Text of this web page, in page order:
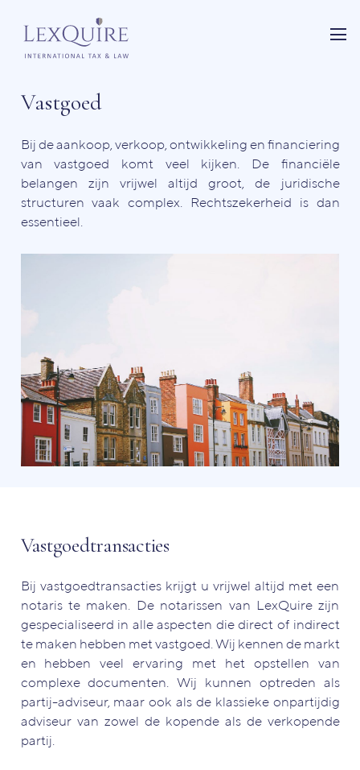
Vastgoed
Bij de aankoop, verkoop, ontwikkeling en financiering
van vastgoed komt veel kijken. De financiële
belangen zijn vrijwel altijd groot, de juridische
structuren vaak complex. Rechtszekerheid is dan
essentieel.
Vastgoedtransacties
Bij vastgoedtransacties krijgt u vrijwel altijd met een
notaris te maken. De notarissen van LexQuire zijn
gespecialiseerd in alle aspecten die direct of indirect
te maken hebben met vastgoed. Wij kennen de markt
en hebben veel ervaring met het opstellen van
complexe documenten. Wij kunnen optreden als
partij-adviseur, maar ook als de klassieke onpartijdig
adviseur van zowel de kopende als de verkopende
partij.